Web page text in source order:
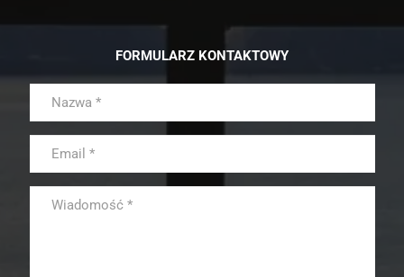
FORMULARZ KONTAKTOWY